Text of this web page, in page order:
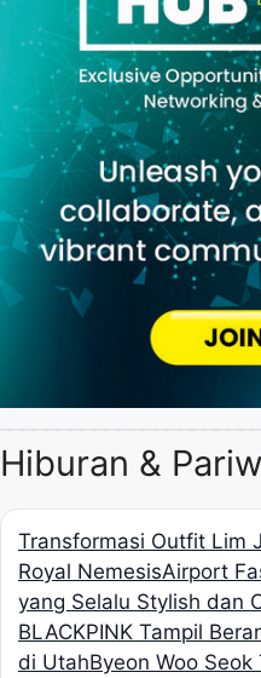
Hiburan &
Transformasi Outfit Lim
Royal NemesisAirport
yang Selalu Stylish dan
BLACKPINK Tampil
di UtahByeon Woo